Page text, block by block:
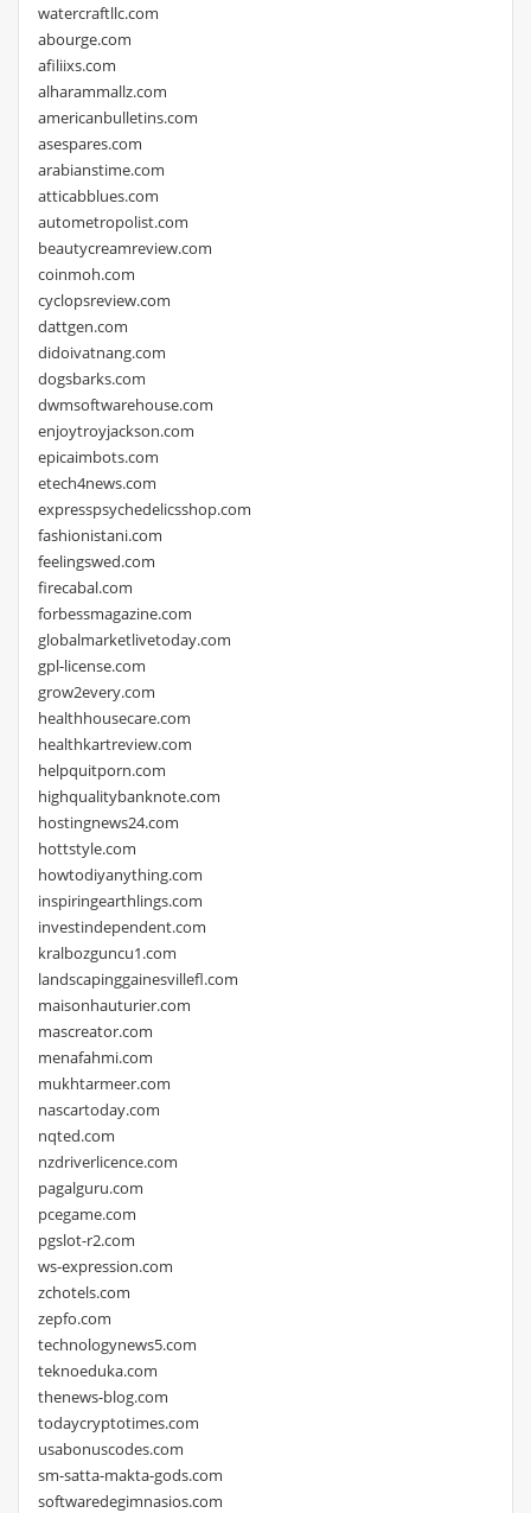
watercraftllc.com
abourge.com
afiliixs.com
alharammallz.com
americanbulletins.com
asespares.com
arabianstime.com
atticabblues.com
autometropolist.com
beautycreamreview.com
coinmoh.com
cyclopsreview.com
dattgen.com
didoivatnang.com
dogsbarks.com
dwmsoftwarehouse.com
enjoytroyjackson.com
epicaimbots.com
etech4news.com
expresspsychedelicsshop.com
fashionistani.com
feelingswed.com
firecabal.com
forbessmagazine.com
globalmarketlivetoday.com
gpl-license.com
grow2every.com
healthhousecare.com
healthkartreview.com
helpquitporn.com
highqualitybanknote.com
hostingnews24.com
hottstyle.com
howtodiyanything.com
inspiringearthlings.com
investindependent.com
kralbozguncu1.com
landscapinggainesvillefl.com
maisonhauturier.com
mascreator.com
menafahmi.com
mukhtarmeer.com
nascartoday.com
nqted.com
nzdriverlicence.com
pagalguru.com
pcegame.com
pgslot-r2.com
ws-expression.com
zchotels.com
zepfo.com
technologynews5.com
teknoeduka.com
thenews-blog.com
todaycryptotimes.com
usabonuscodes.com
sm-satta-makta-gods.com
softwaredegimnasios.com